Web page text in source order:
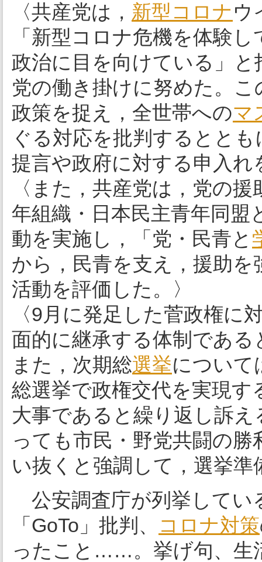
〈共産党は， 新型コロナ ウ
「新型コロナ危機を体験
政治に目を向けている」
党の働き掛けに努めた。
政策を捉え，全世帯へのマ
ぐる対応を批判するとと
提言や政府に対する申入れ
〈また，共産党は，党の
年組織・日本民主青年同盟
動を実施し，「党・民青と
から，民青を支え，援助
活動を評価した。〉
〈9月に発足した菅政権に
面的に継承する体制であ
また，次期総選挙について
総選挙で政権交代を実現
大事であると繰り返し訴
っても市民・野党共闘の
い抜くと強調して，選挙準
公安調査庁が列挙してい
「GoTo」批判、
コロナ対策
ったこと……。挙げ句、生